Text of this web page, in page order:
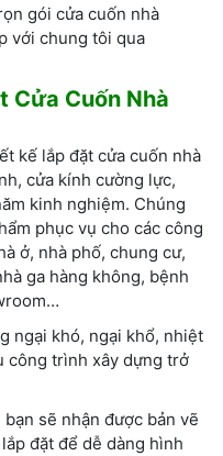
gói cửa cuốn nhà
với chung tôi qua
Cửa Cuốn Nhà
kế lắp đặt cửa cuốn nhà
cửa kính cường lực,
kinh nghiệm. Chúng
phục vụ cho các công
ở, nhà phố, chung cư,
ga hàng không, bệnh
ngại khó, ngại khổ, nhiệt
công trình xây dựng trở
sẽ nhận được bản vẽ
đặt để dễ dàng hình